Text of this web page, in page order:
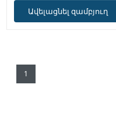
Ավելացնել զամբյուղ
1